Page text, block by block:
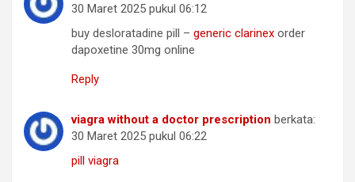
30 Maret 2025 pukul 06:12
buy desloratadine pill – generic clarinex order
dapoxetine 30mg online
Reply
viagra without a doctor prescription berkata:
30 Maret 2025 pukul 06:22
pill viagra